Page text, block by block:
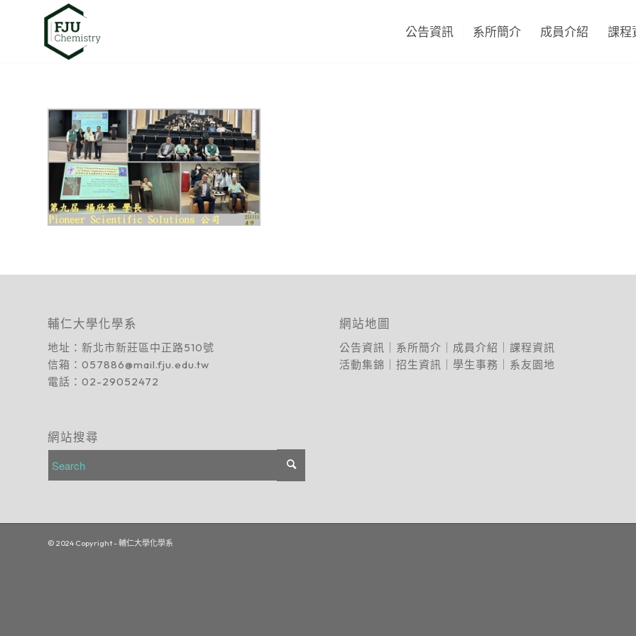
公告資訊 系所簡介 成員介紹 課程
輔仁大學化學系
地址： 新北市新莊區中正路510號
信箱： 057886@mail.fju.edu.tw
電話： 02-29052472
網站搜尋
網站地圖
公告資訊 系所簡介 成員介紹 ｜課程資訊
活動集錦
｜招生資訊 ｜學生事務 系友園地
© 2024 Copyright - 輔仁大學化學系